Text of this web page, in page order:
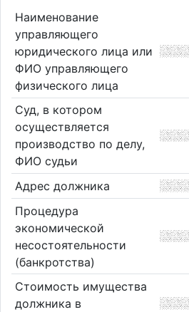
Наименование
управляющего
юридического лица или
ФИО управляющего
физического лица
Суд, в котором
осуществляется
производство по делу,
ФИО судьи
Адрес должника
Процедура
экономической
несостоятельности
(банкротства)
Стоимость имущества
должника в